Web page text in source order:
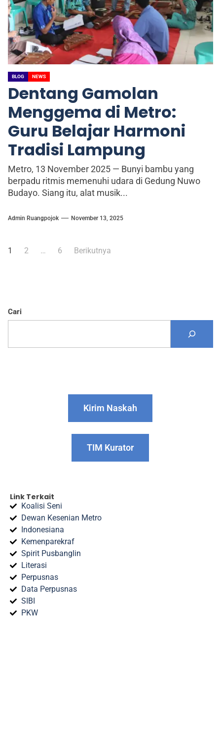
BLOG NEWS
Dentang Gamolan
Menggema di Metro:
Guru Belajar Harmoni
Tradisi Lampung
Metro, 13 November 2025 — Bunyi bambu yang
berpadu ritmis memenuhi udara di Gedung Nuwo
Budayo. Siang itu, alat musik...
Admin Ruangpojok November 13, 2025
1 2 … 6 Berikutnya
Cari
Kirim Naskah
TIM Kurator
Link Terkait
Koalisi Seni
Dewan Kesenian Metro
Indonesiana
Kemenparekraf
Spirit Pusbanglin
Literasi
Perpusnas
Data Perpusnas
SIBI
PKW